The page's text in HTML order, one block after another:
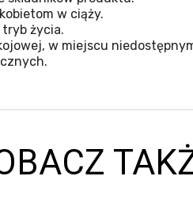
w ciąży.
życia.
w miejscu